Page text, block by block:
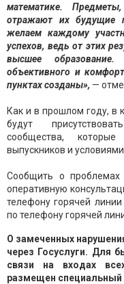
математике.
отражают их будущие
желаем каждому
успехов, ведь от этих
высшее
объективного и
пунктах созданы», —
Как и в прошлом году, в
будут
сообщества,
выпускников и
Сообщить о проблемах
оперативную
телефону горячей
по телефону горячей
О замеченных
через Госуслуги. Для
связи на входах
размещен специальный